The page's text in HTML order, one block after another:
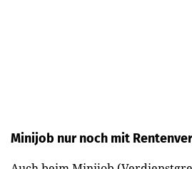
Minijob nur noch mit